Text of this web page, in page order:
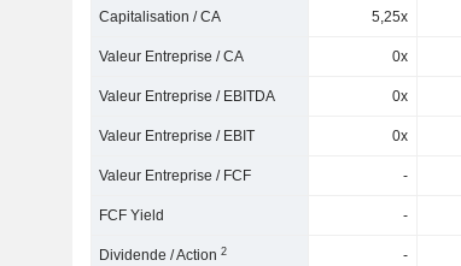
Capitalisation / CA 5,25x
Valeur Entreprise / CA 0x
Valeur Entreprise / EBITDA 0x
Valeur Entreprise / EBIT 0x
Valeur Entreprise / FCF -
FCF Yield -
Dividende / Action2 -